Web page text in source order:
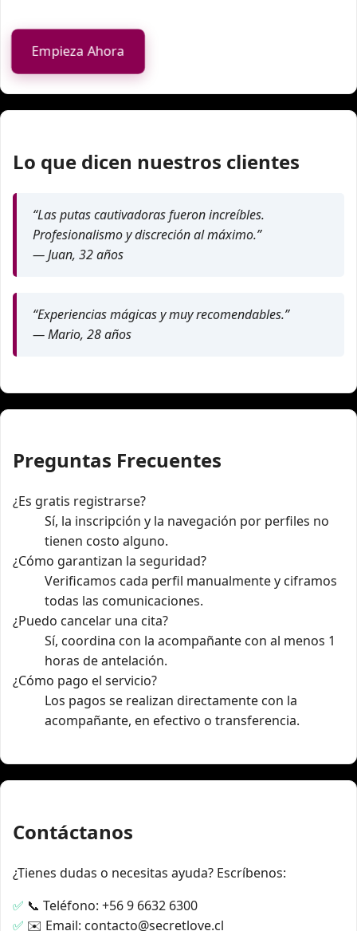
Empieza Ahora
Lo que dicen nuestros clientes
“Las putas cautivadoras fueron increíbles.
Profesionalismo y discreción al máximo.”
— Juan, 32 años
“Experiencias mágicas y muy recomendables.”
— Mario, 28 años
Preguntas Frecuentes
¿Es gratis registrarse?
Sí, la inscripción y la navegación por perfiles no
tienen costo alguno.
¿Cómo garantizan la seguridad?
Verificamos cada perfil manualmente y ciframos
todas las comunicaciones.
¿Puedo cancelar una cita?
Sí, coordina con la acompañante con al menos 1
horas de antelación.
¿Cómo pago el servicio?
Los pagos se realizan directamente con la
acompañante, en efectivo o transferencia.
Contáctanos
¿Tienes dudas o necesitas ayuda? Escríbenos:
📞 Teléfono: +56 9 6632 6300
✉️ Email: contacto@secretlove.cl